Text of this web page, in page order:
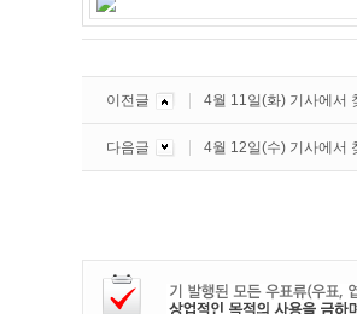
이전글 4월 11일(화) 기사에서
다음글 4월 12일(수) 기사에서